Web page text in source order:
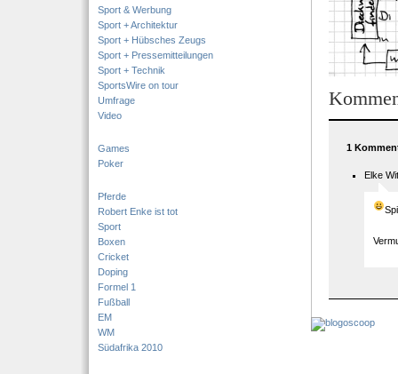
Sport & Werbung
Sport + Architektur
Sport + Hübsches Zeugs
Sport + Pressemitteilungen
Sport + Technik
SportsWire on tour
Umfrage
Video
Games
Poker
Pferde
Robert Enke ist tot
Sport
Boxen
Cricket
Doping
Formel 1
Fußball
EM
WM
Südafrika 2010
1
Elke